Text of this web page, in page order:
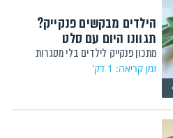
הילדים מבקשים פנקייק?
תגוונו היום עם סלט
מתכון פנקייק לילדים בלי מסגרות
זמן קריאה: 1 דק'